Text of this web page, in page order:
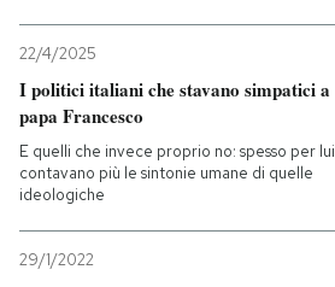
22/4/2025
I politici italiani che stavano simpatici a
papa Francesco
E quelli che invece proprio no: spesso per lui
contavano più le sintonie umane di quelle
ideologiche
29/1/2022